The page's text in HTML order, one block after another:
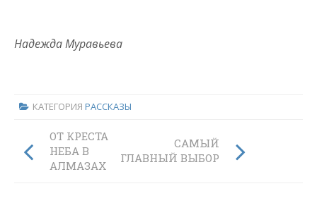
Надежда Муравьева
КАТЕГОРИЯ РАССКАЗЫ
ОТ КРЕСТА ДО
НЕБА В
АЛМАЗАХ
САМЫЙ
ГЛАВНЫЙ ВЫБОР